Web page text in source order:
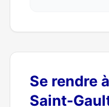
Se rendre
Saint-